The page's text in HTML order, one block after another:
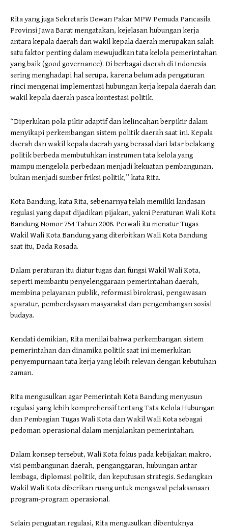
Rita yang juga Sekretaris Dewan Pakar MPW Pemuda Pancasila
Provinsi Jawa Barat mengatakan, kejelasan hubungan kerja
antara kepala daerah dan wakil kepala daerah merupakan salah
satu faktor penting dalam mewujudkan tata kelola pemerintahan
yang baik (good governance). Di berbagai daerah di Indonesia
sering menghadapi hal serupa, karena belum ada pengaturan
rinci mengenai implementasi hubungan kerja kepala daerah dan
wakil kepala daerah pasca kontestasi politik.
“Diperlukan pola pikir adaptif dan kelincahan berpikir dalam
menyikapi perkembangan sistem politik daerah saat ini. Kepala
daerah dan wakil kepala daerah yang berasal dari latar belakang
politik berbeda membutuhkan instrumen tata kelola yang
mampu mengelola perbedaan menjadi kekuatan pembangunan,
bukan menjadi sumber friksi politik,” kata Rita.
Kota Bandung, kata Rita, sebenarnya telah memiliki landasan
regulasi yang dapat dijadikan pijakan, yakni Peraturan Wali Kota
Bandung Nomor 754 Tahun 2008. Perwali itu menatur Tugas
Wakil Wali Kota Bandung yang diterbitkan Wali Kota Bandung
saat itu, Dada Rosada.
Dalam peraturan itu diatur tugas dan fungsi Wakil Wali Kota,
seperti membantu penyelenggaraan pemerintahan daerah,
membina pelayanan publik, reformasi birokrasi, pengawasan
aparatur, pemberdayaan masyarakat dan pengembangan sosial
budaya.
Kendati demikian, Rita menilai bahwa perkembangan sistem
pemerintahan dan dinamika politik saat ini memerlukan
penyempurnaan tata kerja yang lebih relevan dengan kebutuhan
zaman.
Rita mengusulkan agar Pemerintah Kota Bandung menyusun
regulasi yang lebih komprehensif tentang Tata Kelola Hubungan
dan Pembagian Tugas Wali Kota dan Wakil Wali Kota sebagai
pedoman operasional dalam menjalankan pemerintahan.
Dalam konsep tersebut, Wali Kota fokus pada kebijakan makro,
visi pembangunan daerah, penganggaran, hubungan antar
lembaga, diplomasi politik, dan keputusan strategis. Sedangkan
Wakil Wali Kota diberikan ruang untuk mengawal pelaksanaan
program-program operasional.
Selain penguatan regulasi, Rita mengusulkan dibentuknya